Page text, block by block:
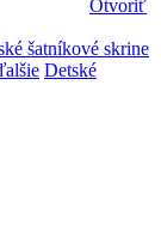
Otvoriť
šatníkové skrine
Detské